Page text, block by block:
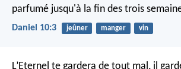
parfumé jusqu'à la fin des trois
Daniel 10:3 jeûner manger vin
L’Eternel te gardera de tout mal, il